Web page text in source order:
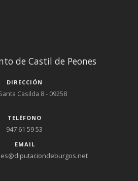
de Castil de Peones
DIRECCIÓN
Casilda 8 - 09258
TELÉFONO
947 61 59 53
EMAIL